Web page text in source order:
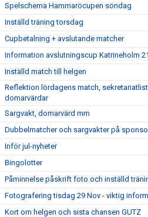
Spelschema Hammaröcupen söndag
Inställd träning torsdag
Cupbetalning + avslutande matcher
Information avslutningscup Katrineholm
Inställd match till helgen
Reflektion lördagens match,
domarvärdar
Sargvakt, domarvärd mm
Dubbelmatcher och sargvakter på
Inför jul-nyheter
Bingolotter
Påminnelse påskrift foto och inställd
Fotografering tisdag 29 Nov - viktig
Kort om helgen och sista chansen GUTZ